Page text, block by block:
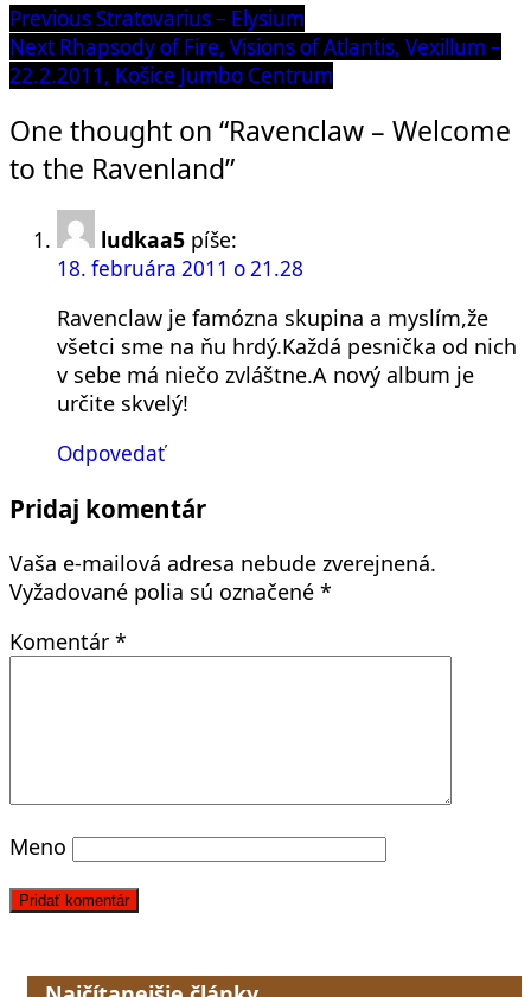
Navigácia
v
článku
Previous Previous
post:
Stratovarius – Elysium
Next Next
post:
Rhapsody of Fire, Visions of Atlantis, Vexillum –
22.2.2011, Košice Jumbo Centrum
One thought on “Ravenclaw – Welcome
to the Ravenland”
ludkaa5 píše:
18. februára 2011 o 21.28
Ravenclaw je famózna skupina a myslím,že
všetci sme na ňu hrdý.Každá pesnička od nich
v sebe má niečo zvláštne.A nový album je
určite skvelý!
Odpovedať
Pridaj komentár
Vaša e-mailová adresa nebude zverejnená.
Vyžadované polia sú označené *
Komentár *
Meno